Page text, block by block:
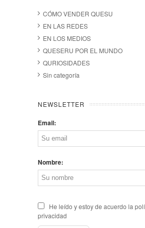
CÓMO VENDER QUESU
EN LAS REDES
EN LOS MEDIOS
QUESERU POR EL MUNDO
QURIOSIDADES
Sin categoría
NEWSLETTER
Email:
Nombre:
He leído y estoy de acuerdo la
privacidad